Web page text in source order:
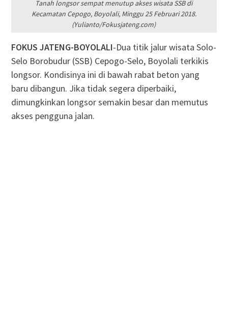
Tanah longsor sempat menutup akses wisata SSB di
Kecamatan Cepogo, Boyolali, Minggu 25 Februari 2018.
(Yulianto/Fokusjateng.com)
FOKUS JATENG-BOYOLALI-Dua titik jalur wisata Solo-
Selo Borobudur (SSB) Cepogo-Selo, Boyolali terkikis
longsor. Kondisinya ini di bawah rabat beton yang
baru dibangun. Jika tidak segera diperbaiki,
dimungkinkan longsor semakin besar dan memutus
akses pengguna jalan.